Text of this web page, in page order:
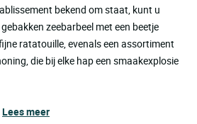
bekend om staat, kunt u
zeebarbeel met een beetje
ratatouille, evenals een assortiment
die bij elke hap een smaakexplosie
Lees meer